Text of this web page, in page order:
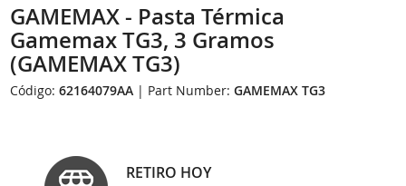
GAMEMAX - Pasta Térmica
Gamemax TG3, 3 Gramos
(GAMEMAX TG3)
Código:62164079AA | Part Number:GAMEMAX TG3
RETIRO HOY